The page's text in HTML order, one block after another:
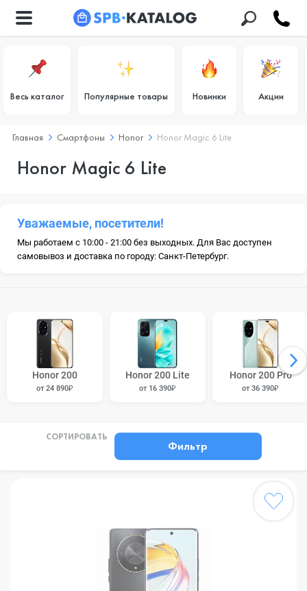
Весь каталог Популярные товары Новинки Акции
Главная Смартфоны Honor Honor Magic 6 Lite
Honor Magic 6 Lite
Уважаемые, посетители!
Мы работаем с 10:00 - 21:00 без выходных. Для Вас доступен
самовывоз и доставка по городу: Санкт-Петербург.
Honor 200
от 24 890₽
Honor 200 Lite
от 16 390₽
Honor 200 Pro
от 36 390₽
СОРТИРОВАТЬ
Фильтр